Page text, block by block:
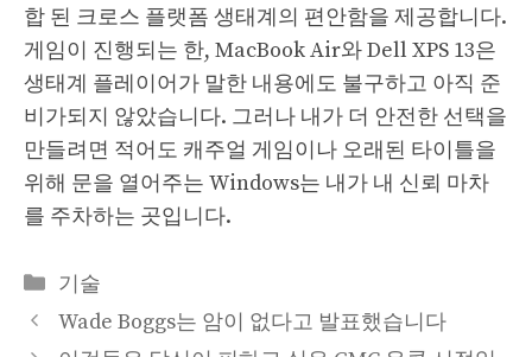
합 된 크로스 플랫폼 생태계의 편안함을 제공합니다.
게임이 진행되는 한, MacBook Air와 Dell XPS 13은
생태계 플레이어가 말한 내용에도 불구하고 아직 준
비가되지 않았습니다. 그러나 내가 더 안전한 선택을
만들려면 적어도 캐주얼 게임이나 오래된 타이틀을
위해 문을 열어주는 Windows는 내가 내 신뢰 마차
를 주차하는 곳입니다.
Categories
기술
Wade Boggs는 암이 없다고 발표했습니다